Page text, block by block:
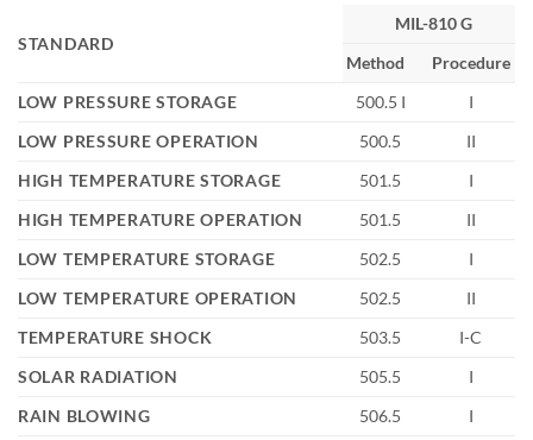
STANDARD
MIL-810 G
Method
Procedure
LOW PRESSURE STORAGE
500.5 I
I
LOW PRESSURE OPERATION
500.5
II
HIGH TEMPERATURE STORAGE
501.5
I
HIGH TEMPERATURE OPERATION
501.5
II
LOW TEMPERATURE STORAGE
502.5
I
LOW TEMPERATURE OPERATION
502.5
II
TEMPERATURE SHOCK
503.5
I-C
SOLAR RADIATION
505.5
I
RAIN BLOWING
506.5
I